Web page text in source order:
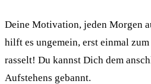
Deine Motivation, jeden Morgen
hilft es ungemein, erst einmal
rasselt! Du kannst Dich dem
Aufstehens gebannt.